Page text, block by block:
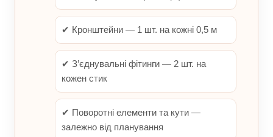
✔ Кронштейни — 1 шт. на кожні 0,5 м
✔ З’єднувальні фітинги — 2 шт. на
кожен стик
✔ Поворотні елементи та кути —
залежно від планування